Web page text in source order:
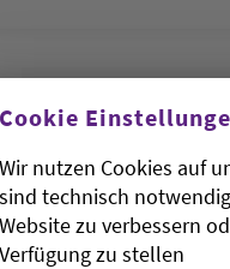
Cookie
Wir nutzen Cookies auf
sind technisch
Website zu verbessern
Verfügung zu stellen